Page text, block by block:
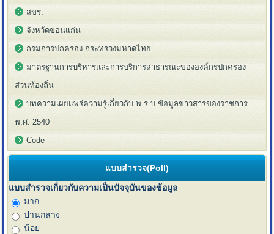
สขร.
จังหวัดขอนแก่น
กรมการปกครอง กระทรวงมหาดไทย
มาตรฐานการบริหารและการบริการสาธารณะขององค์กรปกครอง
ส่วนท้องถิ่น
บทความเผยแพร่ความรู้เกี่ยวกับ พ.ร.บ.ข้อมูลข่าวสารของราชการ
พ.ศ. 2540
Code
แบบสำรวจ(Poll)
แบบสำรวจเกี่ยวกับความเป็นปัจจุบันของข้อมูล
มาก
ปานกลาง
น้อย